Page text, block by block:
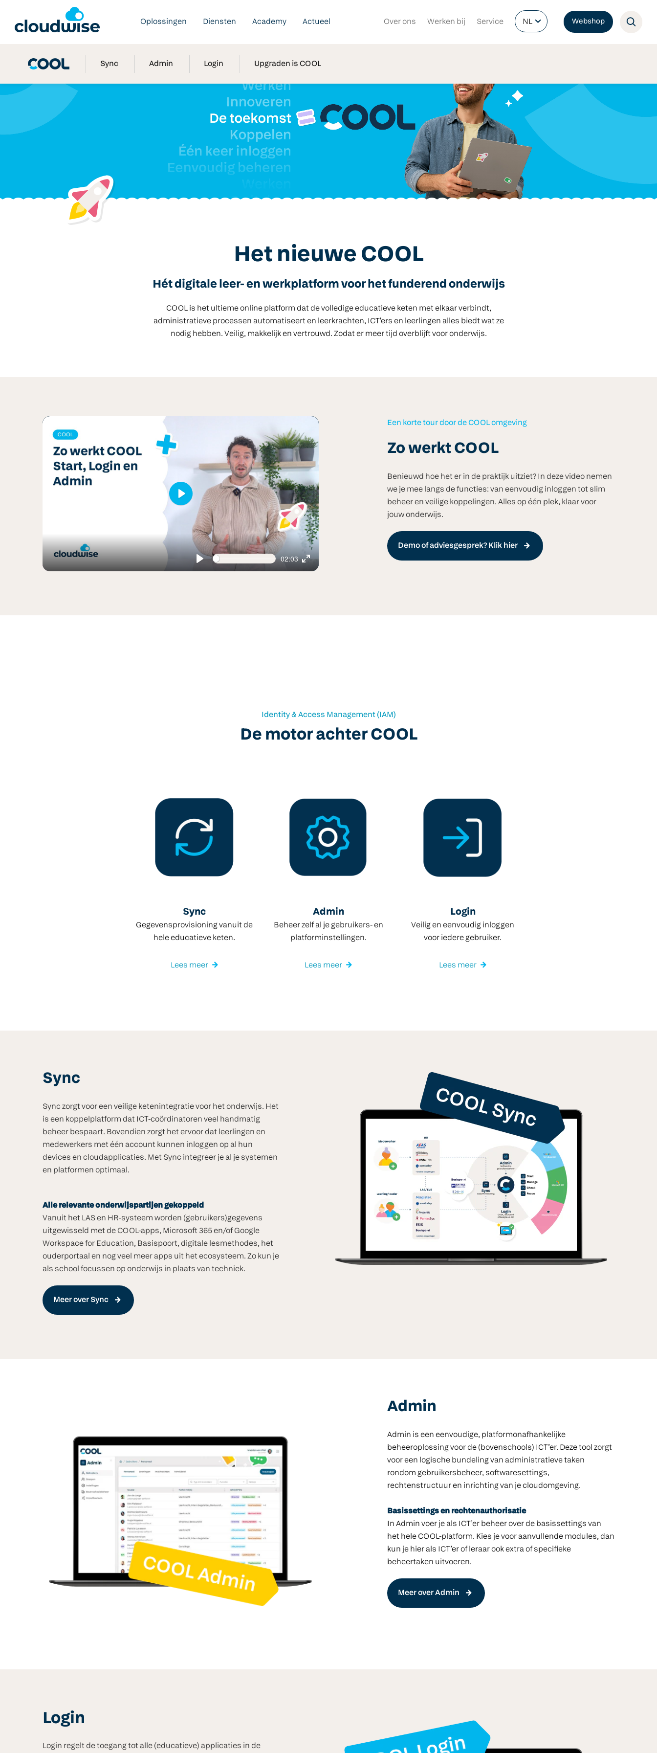
Oplossingen Diensten Academy Actueel Over ons Werken bij Service NL Webshop
Sync Admin Login Upgraden is COOL
Het nieuwe COOL
Hét digitale leer- en werkplatform voor het funderend onderwijs
COOL is het ultieme online platform dat de volledige educatieve keten met elkaar verbindt,
administratieve processen automatiseert en leerkrachten, ICT'ers en leerlingen alles biedt wat ze
nodig hebben. Veilig, makkelijk en vertrouwd. Zodat er meer tijd overblijft voor onderwijs.
Play
02:03
Enter
Play
Een korte tour door de COOL omgeving
Zo werkt COOL
Benieuwd hoe het er in de praktijk uitziet? In deze video nemen
we je mee langs de functies: van eenvoudig inloggen tot slim
beheer en veilige koppelingen. Alles op één plek, klaar voor
jouw onderwijs.
Demo of adviesgesprek? Klik hier
Identity & Access Management (IAM)
De motor achter COOL
Sync
Gegevensprovisioning vanuit de
hele educatieve keten.
Lees meer
Admin
Beheer zelf al je gebruikers- en
platforminstellingen.
Lees meer
Login
Veilig en eenvoudig inloggen
voor iedere gebruiker.
Lees meer
Sync
Sync zorgt voor een veilige ketenintegratie voor het onderwijs. Het
is een koppelplatform dat ICT-coördinatoren veel handmatig
beheer bespaart. Bovendien zorgt het ervoor dat leerlingen en
medewerkers met één account kunnen inloggen op al hun
devices en cloudapplicaties. Met Sync integreer je al je systemen
en platformen optimaal.
Alle relevante onderwijspartijen gekoppeld
Vanuit het LAS en HR-systeem worden (gebruikers)gegevens
uitgewisseld met de COOL-apps, Microsoft 365 en/of Google
Workspace for Education, Basispoort, digitale lesmethodes, het
ouderportaal en nog veel meer apps uit het ecosysteem. Zo kun je
als school focussen op onderwijs in plaats van techniek.
Meer over Sync
Admin
Admin is een eenvoudige, platformonafhankelijke
beheeroplossing voor de (bovenschools) ICT’er. Deze tool zorgt
voor een logische bundeling van administratieve taken
rondom gebruikersbeheer, softwaresettings,
rechtenstructuur en inrichting van je cloudomgeving.
Basissettings en rechtenauthorisatie
In Admin voer je als ICT’er beheer over de basissettings van
het hele COOL-platform. Kies je voor aanvullende modules, dan
kun je hier als ICT’er of leraar ook extra of specifieke
beheertaken uitvoeren.
Meer over Admin
Login
Login regelt de toegang tot alle (educatieve) applicaties in de